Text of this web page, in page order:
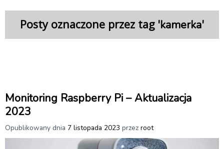
Posty oznaczone przez tag 'kamerka'
Monitoring Raspberry Pi – Aktualizacja
2023
Opublikowany dnia 7 listopada 2023 przez root